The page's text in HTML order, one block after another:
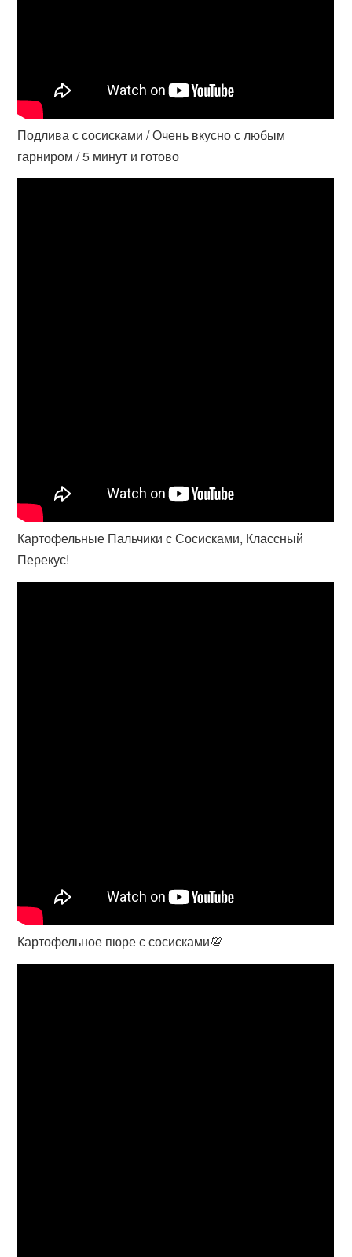
Подлива с сосисками / Очень вкусно с любым
гарниром / 5 минут и готово
Картофельные Пальчики с Сосисками, Классный
Перекус!
Картофельное пюре с сосисками💯